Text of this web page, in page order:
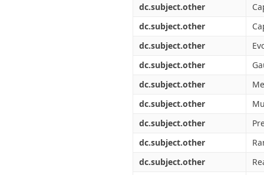
dc.subject.other
dc.subject.other
dc.subject.other
dc.subject.other
dc.subject.other
dc.subject.other
dc.subject.other
dc.subject.other
dc.subject.other